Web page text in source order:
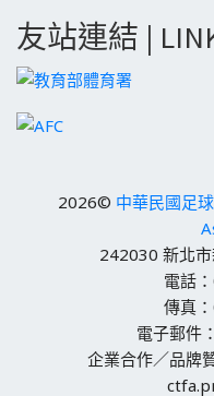
友站連結 |
2026© 中華民國足
242030 新北
電話
傳真
電子郵件
企業合作／品牌